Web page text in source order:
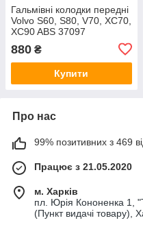
Гальмівні колодки передні
Volvo S60, S80, V70, XC70,
XC90 ABS 37097
880 ₴
Купити
Про нас
99% позитивних з 469
Працює з 21.05.2020
м. Харків
пл. Юрія Кононенка 1,
(Пункт видачі товару),